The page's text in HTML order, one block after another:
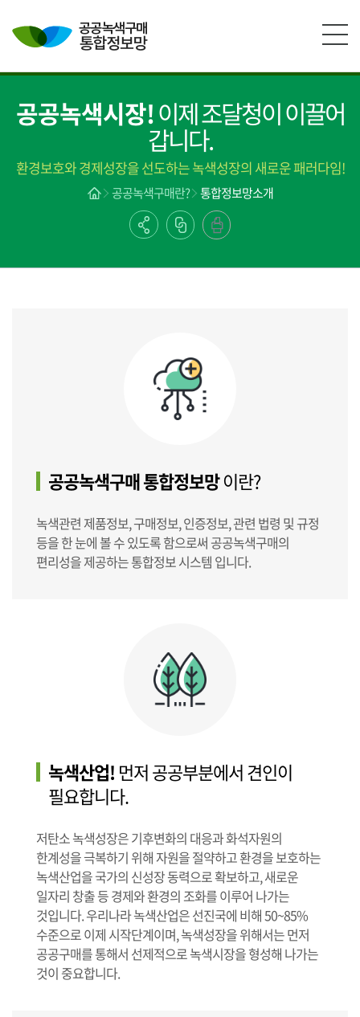
공공녹색시장!이제 조달청이 이끌어
갑니다.
환경보호와 경제성장을 선도하는 녹색성장의 새로운 패러다임!
공공녹색구매란? 통합정보망소개
공공녹색구매 통합정보망이란?
녹색관련 제품정보, 구매정보, 인증정보, 관련 법령 및 규정
등을 한 눈에 볼 수 있도록 함으로써 공공녹색구매의
편리성을 제공하는 통합정보 시스템 입니다.
녹색산업! 먼저 공공부분에서 견인이
필요합니다.
저탄소 녹색성장은 기후변화의 대응과 화석자원의
한계성을 극복하기 위해 자원을 절약하고 환경을 보호하는
녹색산업을 국가의 신성장 동력으로 확보하고, 새로운
일자리 창출 등 경제와 환경의 조화를 이루어 나가는
것입니다. 우리나라 녹색산업은 선진국에 비해 50~85%
수준으로 이제 시작단계이며, 녹색성장을 위해서는 먼저
공공구매를 통해서 선제적으로 녹색시장을 형성해 나가는
것이 중요합니다.